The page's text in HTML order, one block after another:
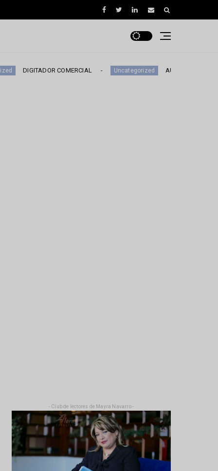
COMERCIAL Uncategorized AUXILIAR DE MONITOREO
- Club de lectores de Mayra Navarro -